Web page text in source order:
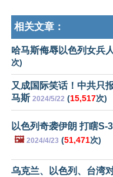
相关文章：
哈马斯侮辱以色列女兵
次)
又成国际笑话！中共只
马斯 2024/5/22 (15,517次)
以色列奇袭伊朗 打瞎S-
🖼️ 2024/4/23 (51,471次)
乌克兰、以色列、台湾